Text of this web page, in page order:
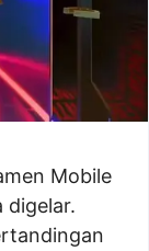
Mobile
digelar.